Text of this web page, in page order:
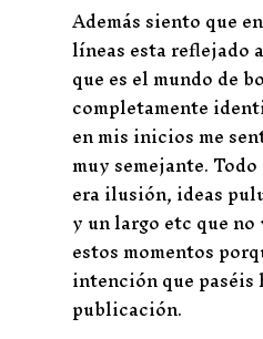
Además siento que
líneas esta reflejado
que es el mundo de
completamente
en mis inicios me
muy semejante.
era ilusión, ideas
y un largo etc que
estos momentos
intención que
publicación.